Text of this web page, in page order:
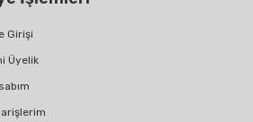
Girişi
Üyelik